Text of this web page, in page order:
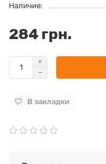
Наличие:
284 грн.
В закладки